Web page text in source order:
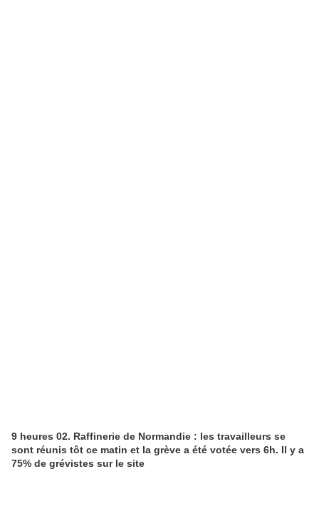
9 heures 02. Raffinerie de Normandie : les travailleurs se
sont réunis tôt ce matin et la grève a été votée vers 6h. Il y a
75% de grévistes sur le site